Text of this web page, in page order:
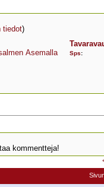
tiedot)
Asemalla
Sps:
kommentteja!